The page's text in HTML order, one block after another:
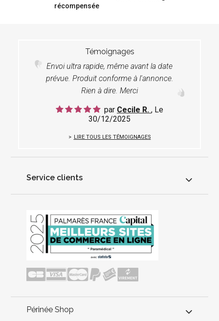
récompensée
Témoignages
Envoi ultra rapide, même avant la date
prévue. Produit conforme à l'annonce.
Rien à dire. Merci
par Cecile R. , Le
30/12/2025
LIRE TOUS LES TÉMOIGNAGES
Service clients
Périnée Shop